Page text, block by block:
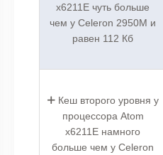
x6211E чуть больше
чем у Celeron 2950M и
равен 112 Кб
Кеш второго уровня у
процессора Atom
x6211E намного
больше чем у Celeron